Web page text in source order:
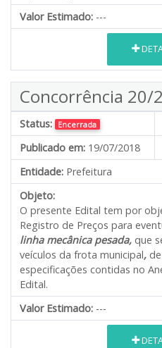
Valor Estimado: ---
Concorrência 20/
Status: Encerrada
Publicado em: 19/07/2018
Entidade: Prefeitura
Objeto:
O presente Edital tem por
Registro de Preços para
linha mecânica pesada, que
veículos da frota municipal,
especificações contidas no
Edital.
Valor Estimado: ---